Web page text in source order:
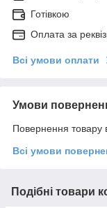
Готівкою
Оплата за
Всі умови оплати
Умови
Повернення товару
Всі умови
Подібні товари